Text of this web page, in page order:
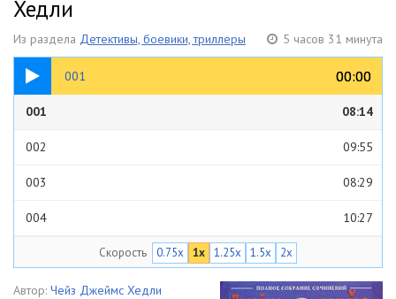
Хедли
Из раздела Детективы, боевики, триллеры 5 часов 31 минута
001 00:00
00:00
08:14
001 08:14
002 09:55
003 08:29
004 10:27
006 08:33
Скорость 0.75x 1x 1.25x 1.5x 2x
Автор: Чейз Джеймс Хедли